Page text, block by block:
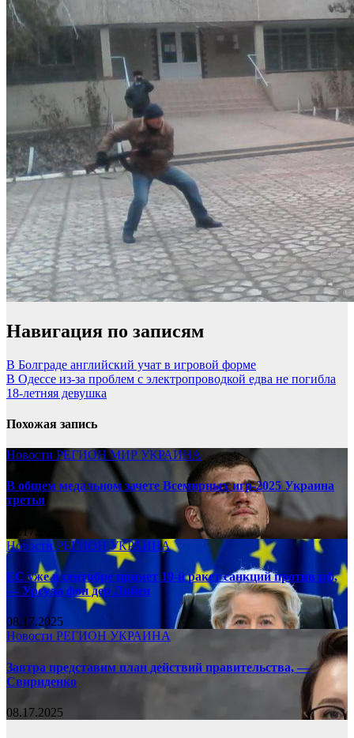
Навигация по записям
В Болграде английский учат в игровой форме
В Одессе из-за проблем с электропроводкой едва не погибла
18-летняя девушка
Похожая запись
Новости РЕГИОНМИР УКРАИНА
В общем медальном зачете Всемирных игр-2025 Украина
третья
08.17.2025
НовостиРЕГИОНУКРАИНА
ЕС уже в сентябре примет 19-й ракет санкций против рф,
— Урсула фон дер Ляйен
08.17.2025
Новости РЕГИОН УКРАИНА
Завтра представим план действий правительства, —
Свириденко
08.17.2025